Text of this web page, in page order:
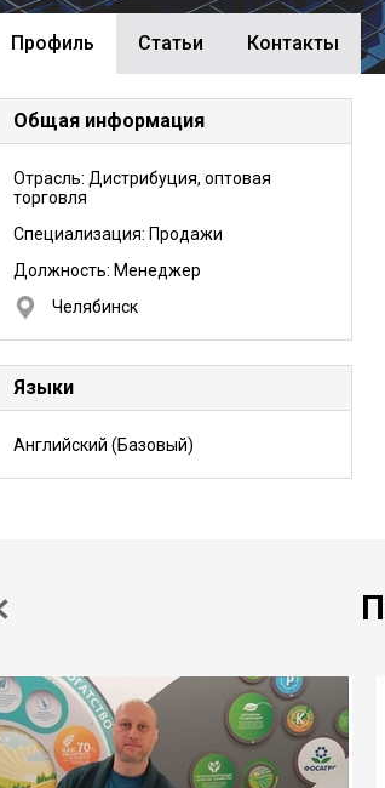
Профиль Cтатьи Контакты
Общая информация
Отрасль: Дистрибуция, оптовая
торговля
Специализация: Продажи
Должность: Менеджер
Челябинск
Языки
Английский (Базовый)